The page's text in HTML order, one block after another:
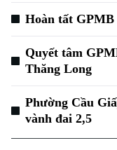
Hoàn tất
Quyết tâm
Thăng Long
Phường Cầu
vành đai 2,5